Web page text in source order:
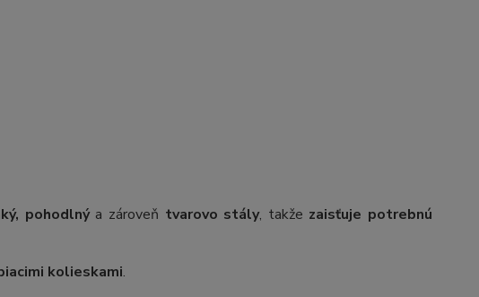
pohodlný a zároveň tvarovo stály, takže zaisťuje potrebnú
kolieskami.